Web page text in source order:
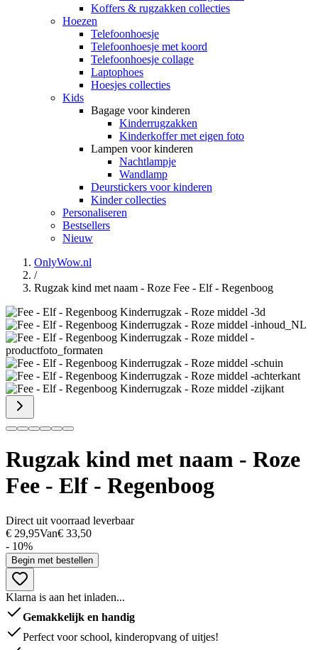
Koffers & rugzakken collecties
Hoezen
Telefoonhoesje
Telefoonhoesje met koord
Telefoonhoesje collage
Laptophoes
Hoesjes collecties
Kids
Bagage voor kinderen
Kinderrugzakken
Kinderkoffer met eigen foto
Lampen voor kinderen
Nachtlampje
Wandlamp
Deurstickers voor kinderen
Kinder collecties
Personaliseren
Bestsellers
Nieuw
OnlyWow.nl
/
Rugzak kind met naam - Roze Fee - Elf - Regenboog
Rugzak kind met naam - Roze
Fee - Elf - Regenboog
Direct uit voorraad leverbaar
€ 29,95Van€ 33,50
- 10%
Begin met bestellen
Klarna is aan het inladen...
Gemakkelijk en handig
Perfect voor school, kinderopvang of uitjes!